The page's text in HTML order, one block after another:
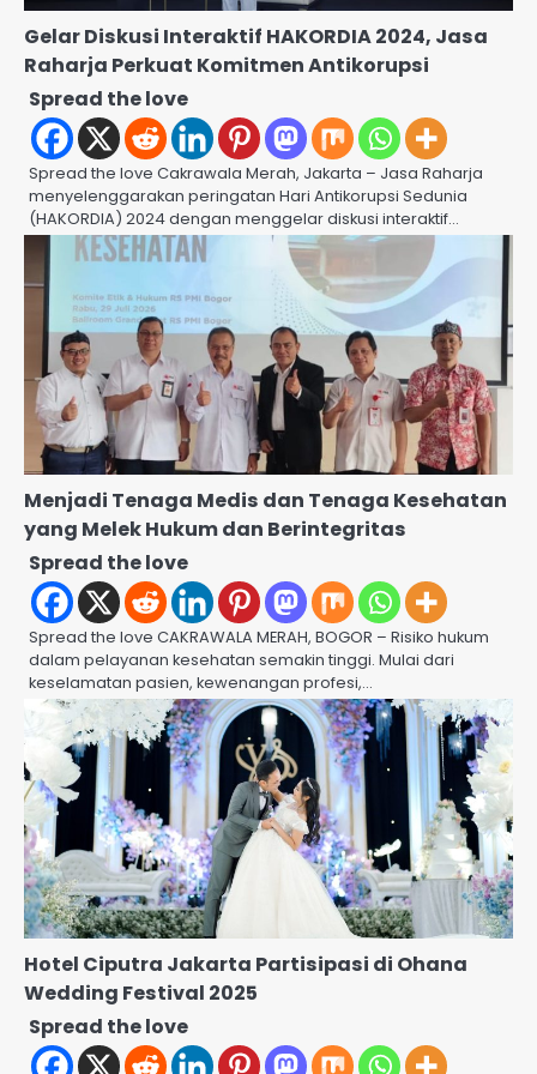
Gelar Diskusi Interaktif HAKORDIA 2024, Jasa
Raharja Perkuat Komitmen Antikorupsi
Spread the love
Spread the love Cakrawala Merah, Jakarta – Jasa Raharja
menyelenggarakan peringatan Hari Antikorupsi Sedunia
(HAKORDIA) 2024 dengan menggelar diskusi interaktif…
Menjadi Tenaga Medis dan Tenaga Kesehatan
yang Melek Hukum dan Berintegritas
Spread the love
Spread the love CAKRAWALA MERAH, BOGOR – Risiko hukum
dalam pelayanan kesehatan semakin tinggi. Mulai dari
keselamatan pasien, kewenangan profesi,…
Hotel Ciputra Jakarta Partisipasi di Ohana
Wedding Festival 2025
Spread the love